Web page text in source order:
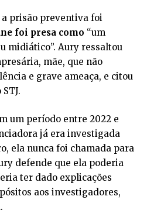
a prisão preventiva foi
foi presa como “um
midiático”. Aury ressaltou
mãe, que não
e grave ameaça, e citou
um período entre 2022 e
já era investigada
ela nunca foi chamada para
defende que ela poderia
ter dado explicações
aos investigadores,